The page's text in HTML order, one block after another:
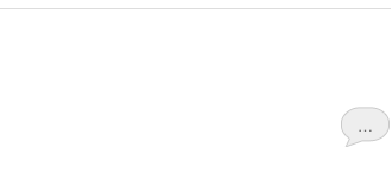
…